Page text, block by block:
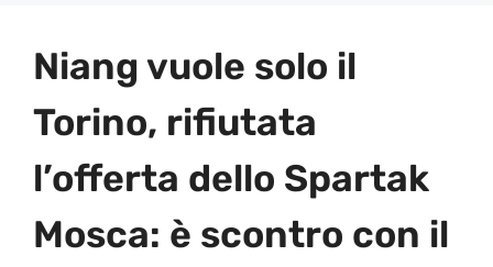
Niang vuole solo il
Torino, rifiutata
l’offerta dello Spartak
Mosca: è scontro con il